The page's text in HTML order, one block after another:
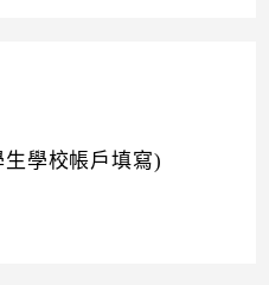
學校帳戶填寫)